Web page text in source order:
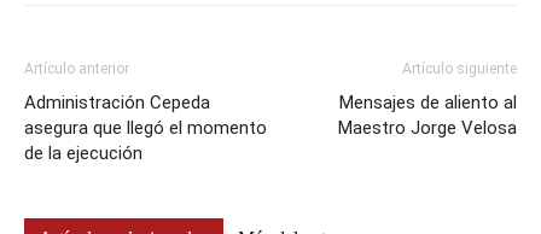
Artículo anterior
Administración Cepeda
asegura que llegó el momento
de la ejecución
Artículo siguiente
Mensajes de aliento al
Maestro Jorge Velosa